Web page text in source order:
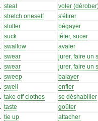
steal
voler
stretch oneself
s'étirer
stutter
bégayer
suck
téter, sucer
swallow
avaler
swear
jurer, faire un
swear
jurer, faire un
sweep
balayer
swell
enfler
take off clothes
se déshabiller
taste
goûter
tie up
attacher